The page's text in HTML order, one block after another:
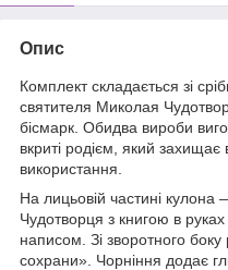
Опис
Комплект складається зі
святителя Миколая
бісмарк. Обидва вироби
вкриті родієм, який
використання.
На лицьовій частині
Чудотворця з книгою в
написом. Зі зворотного
сохрани». Чорніння додає